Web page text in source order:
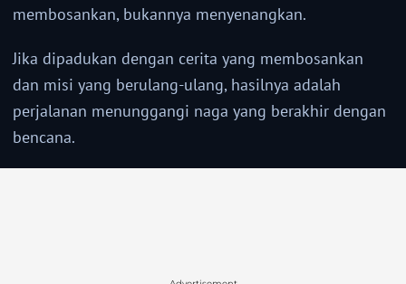
membosankan, bukannya menyenangkan.
Jika dipadukan dengan cerita yang membosankan
dan misi yang berulang-ulang, hasilnya adalah
perjalanan menunggangi naga yang berakhir dengan
bencana.